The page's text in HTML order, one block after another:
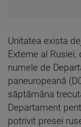
Unitatea exista
Externe al
numele de
paneuropeană
săptămâna
Departament
potrivit presei